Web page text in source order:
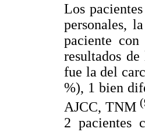
Los
personales,
paciente
resultados
fue la del
%), 1 bien
AJCC, TNM
2 pacientes